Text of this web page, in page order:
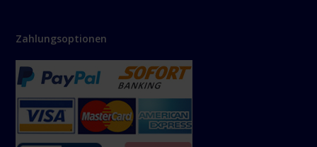
Zahlungsoptionen